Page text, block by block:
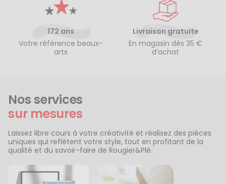
172 ans
Votre référence beaux-
arts
Livraison gratuite
En magasin dès 35 €
d’achat
Nos services
sur mesures
Laissez libre cours à votre créativité et réalisez des pièces
uniques qui reflètent votre style, tout en profitant de la
qualité et du savoir-faire de Rougier&Plé.